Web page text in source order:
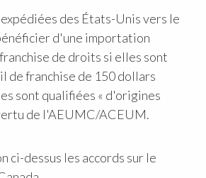
des États-Unis vers le
d'une importation
de droits si elles sont
de franchise de 150 dollars
sont qualifiées « d'origines
de l'AEUMC/ACEUM.
ci-dessus les accords sur le